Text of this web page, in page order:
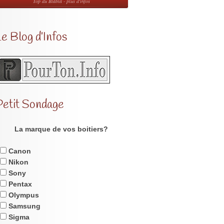
Blog d’Infos
Sondage
La marque de vos boitiers?
Canon
Nikon
Sony
Pentax
Olympus
Samsung
Sigma